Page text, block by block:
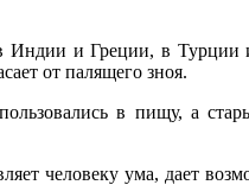
Индии и Греции, в
от палящего зноя.
в пищу, а
человеку ума, дает